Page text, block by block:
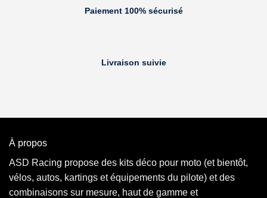
Paiement 100% sécurisé
Livraison suivie
À propos
ASD Racing propose des kits déco pour moto (et bientôt,
vélos, autos, kartings et équipements du pilote) et des
combinaisons sur mesure, haut de gamme et